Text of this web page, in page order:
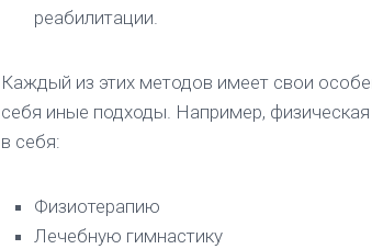
реабилитации.
Каждый из этих методов имеет свои
себя иные подходы. Например,
в себя:
Физиотерапию
Лечебную гимнастику